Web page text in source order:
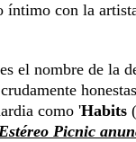
íntimo con la
el nombre de la
como 'Habits
Picnic